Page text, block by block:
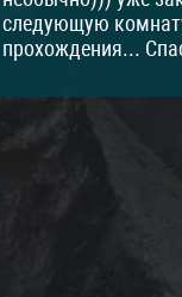
следующую
прохождения...